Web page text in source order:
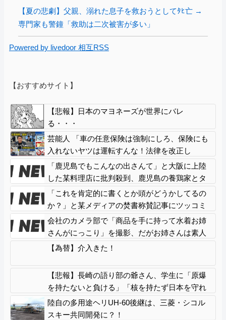
【夏の悲劇】父親、溺れた息子を救おうとしてﾀﾋ亡 →
専門家も警鐘「救助は二次被害が多い」
Powered by livedoor 相互RSS
【おすすめサイト】
【悲報】日本のマヨネーズが世界にバレ
る・・・
芸能人 「車の任意保険は強制にしろ、保険にも
入れないヤツは運転すんな！法律を改正し
ろ！！」
「鹿児島でもこんなの出さんて」と大阪に上陸
した某料理店に批判殺到、鹿児島の養鶏家とタ
ッグを組んだところで……
「これを肯定的に書くとか頭がどうかしてるの
か？」と某メディアの焚書称賛記事にツッコミ
殺到、自分で本屋を作るとかそういう話かと思
ったら……
会社のカメラ部で「商品を手に持って水着お姉
さんがにっこり」を撮影、だがお姉さんは素人
アルバイトで親バレした結果……
【為替】介入きた！
【悲報】長崎の語り部の爺さん、学生に「原爆
を持たないと負ける」「核を持たず日本を守れ
ますか」と言われショック受ける…西日本新聞
社説「愚かな核抑止論を許さぬ」
陸自の多用途ヘリUH-60後継は、三菱・シコル
スキー共同開発に？！